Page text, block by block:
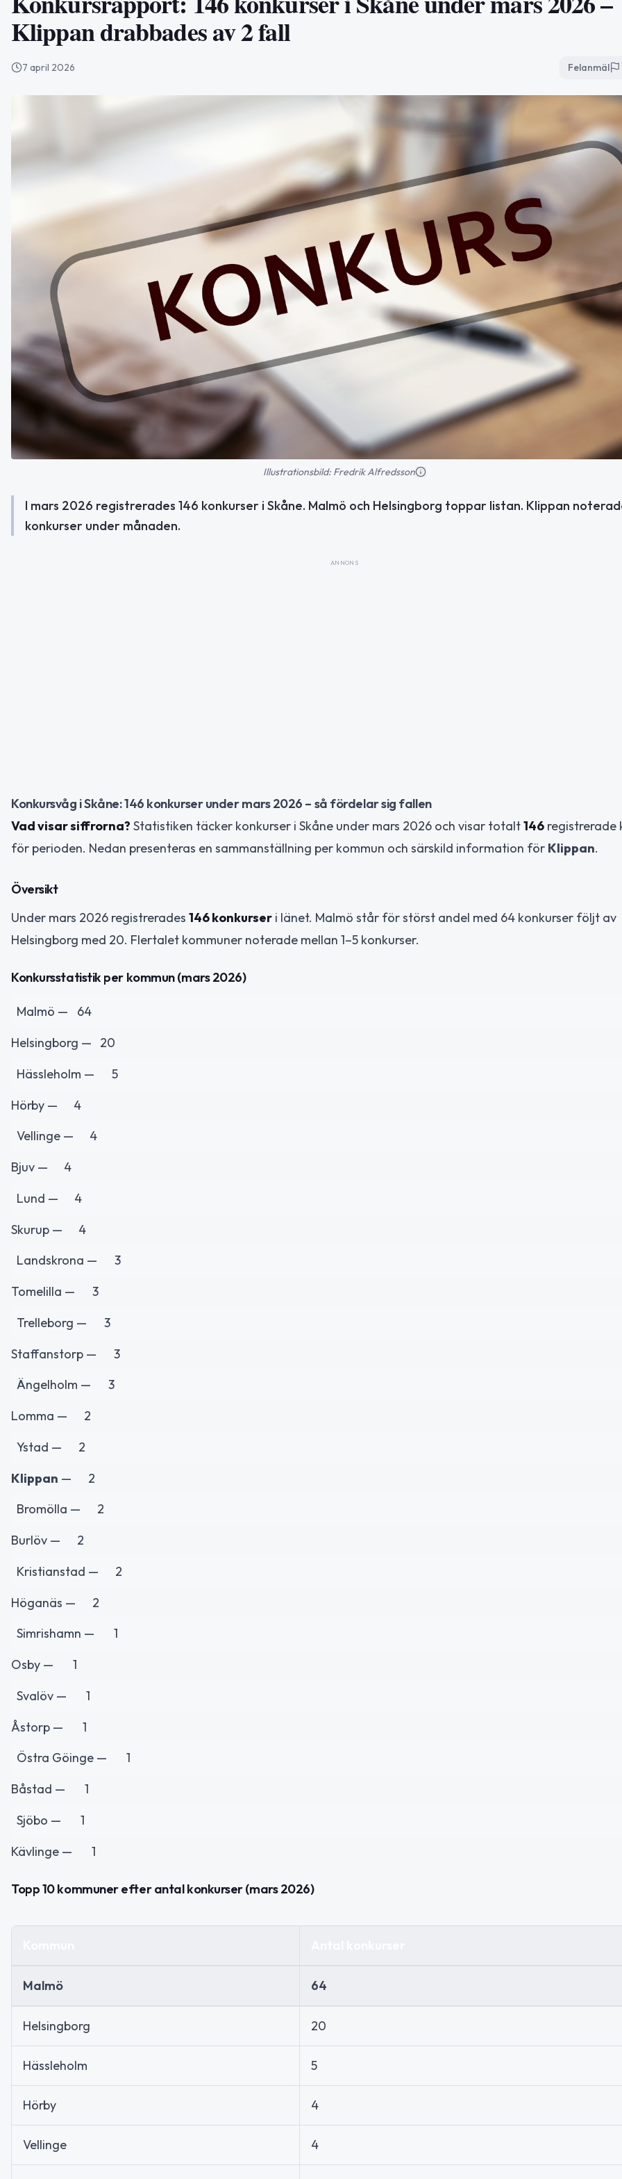
Klippan drabbades av 2 fall
7 april 2026 Felanmäl
Illustrationsbild: Fredrik Alfredsson
I mars 2026 registrerades 146 konkurser i Skåne. Malmö och Helsingborg toppar listan. Klippan
konkurser under månaden.
ANNONS
Konkursvåg i Skåne: 146 konkurser under mars 2026 – så fördelar sig fallen
Vad visar siffrorna? Statistiken täcker konkurser i Skåne under mars 2026 och visar totalt146 registrerade
för perioden. Nedan presenteras en sammanställning per kommun och särskild information för Klippan.
Översikt
Under mars 2026 registrerades 146 konkurser i länet. Malmö står för störst andel med 64 konkurser följt av
Helsingborg med 20. Flertalet kommuner noterade mellan 1–5 konkurser.
Konkursstatistik per kommun (mars 2026)
Malmö —
64
Helsingborg —
20
Hässleholm —
5
Hörby —
4
Vellinge —
4
Bjuv —
4
Lund —
4
Skurup —
4
Landskrona —
3
Tomelilla —
3
Trelleborg —
3
Staffanstorp —
3
Ängelholm —
3
Lomma —
2
Ystad —
2
Klippan —
2
Bromölla —
2
Burlöv —
2
Kristianstad —
2
Höganäs —
2
Simrishamn —
1
Osby —
1
Svalöv —
1
Åstorp —
1
Östra Göinge —
1
Båstad —
1
Sjöbo —
1
Kävlinge —
1
Topp 10 kommuner efter antal konkurser (mars 2026)
Malmö 64
Helsingborg 20
Hässleholm 5
Hörby 4
Vellinge 4